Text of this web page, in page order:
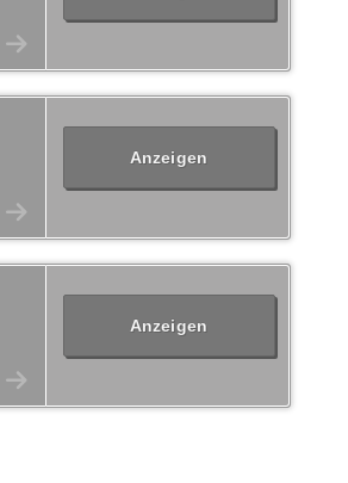
Anzeigen
Anzeigen